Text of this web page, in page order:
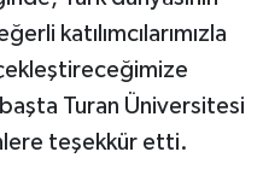
katılımcılarımızla
Turan Üniversitesi
teşekkür etti.